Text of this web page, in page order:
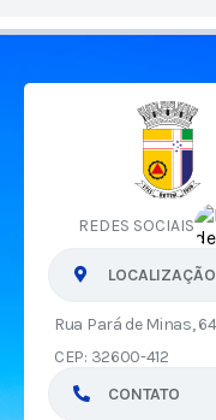
REDES SOCIAIS
LOCALIZAÇÃO
Rua Pará de Minas,
CEP: 32600-412
CONTATO